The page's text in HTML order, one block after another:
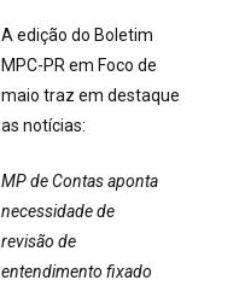
A edição do Boletim
MPC-PR em Foco de
maio traz em destaque
as notícias:
MP de Contas aponta
necessidade de
revisão de
entendimento fixado